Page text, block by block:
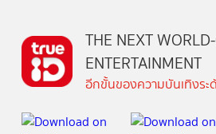
THE NEXT
ENTERTAINMENT
อีกขั้นของความบันเทิงร